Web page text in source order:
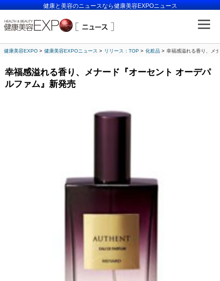
健康と美容のニュースなら健康美容EXPOニュース
健康美容EXPO 健康美容EXPOニュース リリース：TOP 化粧品 幸福感溢れる香り、メ
幸福感溢れる香り、メナード『オーセント オーデパ
ルファム』新発売